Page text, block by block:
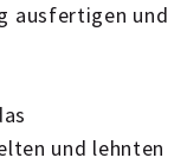
ausfertigen und
und lehnten